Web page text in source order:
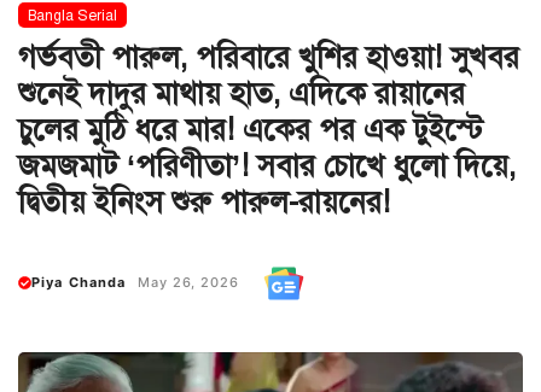
Bangla Serial
গর্ভবতী পারুল, পরিবারে খুশির হাওয়া! সুখবর
শুনেই দাদুর মাথায় হাত, এদিকে রায়ানের
চুলের মুঠি ধরে মার! একের পর এক টুইস্টে
জমজমাট ‘পরিণীতা’! সবার চোখে ধুলো দিয়ে,
দ্বিতীয় ইনিংস শুরু পারুল-রায়নের!
Piya Chanda May 26, 2026